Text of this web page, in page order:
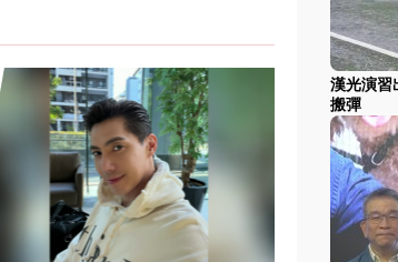
漢光演習
搬彈